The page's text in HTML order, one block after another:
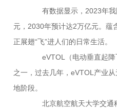
有数据显示，2023年我
元，2030年预计达2万亿元。蕴
正展翅“飞”进人们的日常生活。
eVTOL（电动垂直起降
之一，过去几年，eVTOL产业
地阶段。
北京航空航天大学交通